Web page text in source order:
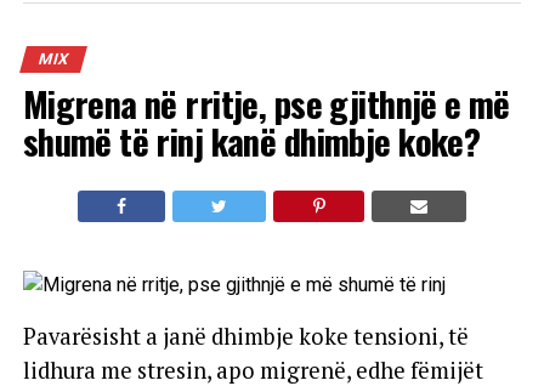
MIX
Migrena në rritje, pse gjithnjë e më
shumë të rinj kanë dhimbje koke?
Pavarësisht a janë dhimbje koke tensioni, të
lidhura me stresin, apo migrenë, edhe fëmijët